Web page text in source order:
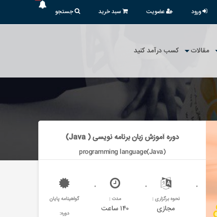
ورود عضویت سبد خرید جستجو
مقالات کسب درآمد کنید
دوره آموزش زبان برنامه نویسی ( Java)
programming language(Java)
نحوه برگزاری :
مجازی
مدت :
۱۴۰ ساعت
گواهینامه پایان
دوره: